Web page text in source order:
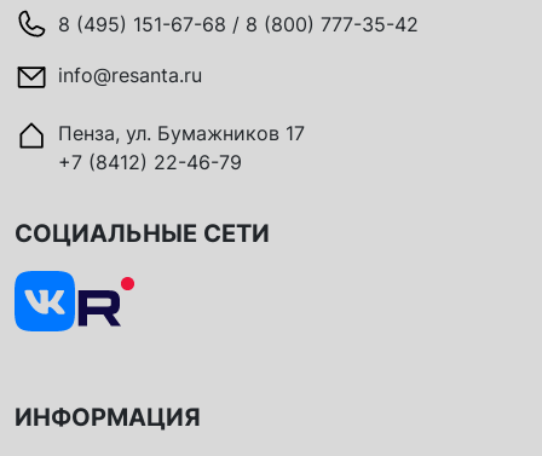
8 (495) 151-67-68 / 8 (800) 777-35-42
info@resanta.ru
Пенза, ул. Бумажников 17
+7 (8412) 22-46-79
ИНФОРМАЦИЯ
СОЦИАЛЬНЫЕ СЕТИ